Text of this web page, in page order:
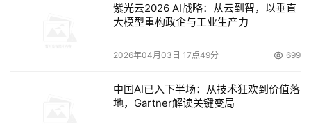
紫光云2026 AI战略：从云到智，以垂直
大模型重构政企与工业生产力
2026年04月03日 17点49分 699
中国AI已入下半场：从技术狂欢到价值落
地，Gartner解读关键变局